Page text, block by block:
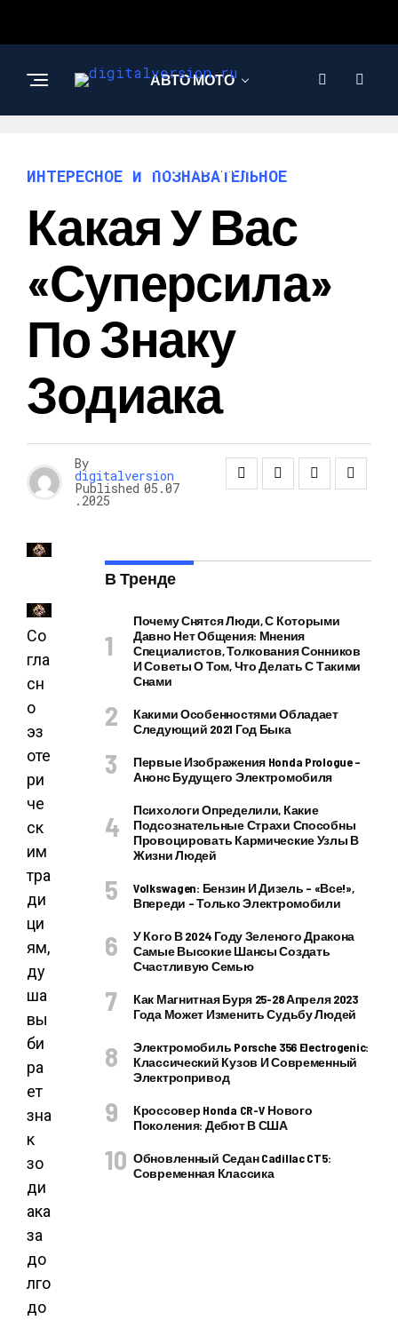
АВТО МОТО
ПОЗНАВАТЕЛЬНОЕ
ИНТЕРЕСНОЕ И ПОЗНАВАТЕЛЬНОЕ
Какая У Вас
«суперсила»
По Знаку
Зодиака
By
digitalversion
Published 05.07
.2025
Со
гла
сн
о
эз
оте
ри
че
ск
им
тра
ди
ци
ям,
ду
ша
вы
би
ра
ет
зна
к
зо
ди
ака
за
до
лго
до
В Тренде
Почему Снятся Люди, С Которыми
Давно Нет Общения: Мнения
Специалистов, Толкования Сонников
И Советы О Том, Что Делать С Такими
Снами
Какими Особенностями Обладает
Следующий 2021 Год Быка
Первые Изображения Honda Prologue –
Анонс Будущего Электромобиля
Психологи Определили, Какие
Подсознательные Страхи Способны
Провоцировать Кармические Узлы В
Жизни Людей
Volkswagen: Бензин И Дизель – «все!»,
Впереди – Только Электромобили
У Кого В 2024 Году Зеленого Дракона
Самые Высокие Шансы Создать
Счастливую Семью
Как Магнитная Буря 25-28 Апреля 2023
Года Может Изменить Судьбу Людей
Электромобиль Porsche 356 Electrogenic:
Классический Кузов И Современный
Электропривод
Кроссовер Honda CR-V Нового
Поколения: Дебют В США
Обновленный Седан Cadillac CT5:
Современная Классика